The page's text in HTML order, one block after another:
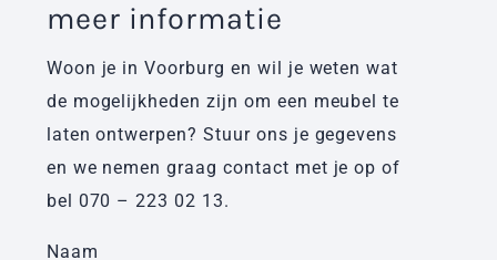
meer informatie
Woon je in Voorburg en wil je weten wat
de mogelijkheden zijn om een meubel te
laten ontwerpen? Stuur ons je gegevens
en we nemen graag contact met je op of
bel 070 – 223 02 13.
Naam